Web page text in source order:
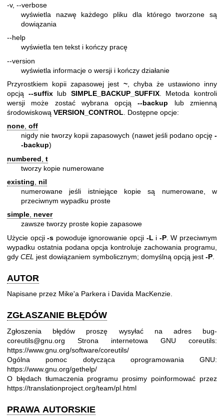
-v, --verbose
wyświetla nazwę każdego pliku dla którego tworzone są
dowiązania
--help
wyświetla ten tekst i kończy pracę
--version
wyświetla informacje o wersji i kończy działanie
Przyrostkiem kopii zapasowej jest ~, chyba że ustawiono inny
opcją --suffixlub SIMPLE_BACKUP_SUFFIX. Metoda kontroli
wersji może zostać wybrana opcją--backup lub zmienną
środowiskową VERSION_CONTROL . Dostępne opcje:
none, off
nigdy nie tworzy kopii zapasowych (nawet jeśli podano opcję -
-backup)
numbered t
tworzy kopie numerowane
existing
nil
numerowane jeśli istniejące kopie są numerowane, w
przeciwnym wypadku proste
simple, never
zawsze tworzy proste kopie zapasowe
Użycie opcji-s powoduje ignorowanie opcji -L i -P. W przeciwnym
wypadku ostatnia podana opcja kontroluje zachowania programu,
gdy CEL jest dowiązaniem symbolicznym; domyślną opcją jest -P
AUTOR
Napisane przez Mike'a Parkera i Davida MacKenzie.
ZGŁASZANIE BŁĘDÓW
Zgłoszenia błędów proszę wysyłać na adres bug-
coreutils@gnu.org Strona internetowa GNU coreutils:
https://www.gnu.org/software/coreutils/
Ogólna pomoc dotycząca oprogramowania GNU:
https://www.gnu.org/gethelp/
O błędach tłumaczenia programu prosimy poinformować przez
https://translationproject.org/team/pl.html
PRAWA AUTORSKIE